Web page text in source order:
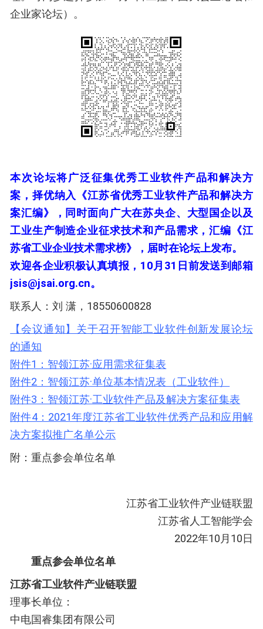
企业家论坛）。
本次论坛将广泛征集优秀工业软件产品和解决方
案，择优纳入《江苏省优秀工业软件产品和解决方
案汇编》，同时面向广大在苏央企、大型国企以及
工业生产制造企业征求技术和产品需求，汇编《江
苏省工业企业技术需求榜》，届时在论坛上发布。
欢迎各企业积极认真填报，10月31日前发送到邮箱
jsis@jsai.org.cn。
联系人：刘 潇，18550600828
【会议通知】关于召开智能工业软件创新发展论坛
的通知
附件1：智领江苏·应用需求征集表
附件2：智领江苏·单位基本情况表（工业软件）
附件3：智领江苏·工业软件产品及解决方案征集表
附件4：2021年度江苏省工业软件优秀产品和应用解
决方案拟推广名单公示
附：重点参会单位名单
江苏省工业软件产业链联盟
江苏省人工智能学会
2022年10月10日
重点参会单位名单
江苏省工业软件产业链联盟
理事长单位：
中电国睿集团有限公司